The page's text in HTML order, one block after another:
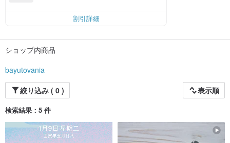
割引詳細
ショップ内商品
bayutovania
絞り込み ( 0 )
表示順
検索結果：5 件